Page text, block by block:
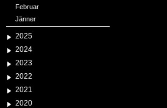
Februar
Jänner
2025
2024
2023
2022
2021
2020